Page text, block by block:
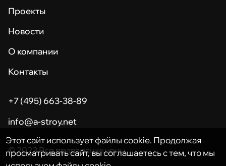
Проекты
Новости
О компании
Контакты
+7 (495) 663-38-89
info@a-stroy.net
© 2023 Все права защищены.
Этот сайт использует файлы cookie. Продолжая
просматривать сайт, вы соглашаетесь с тем, что мы